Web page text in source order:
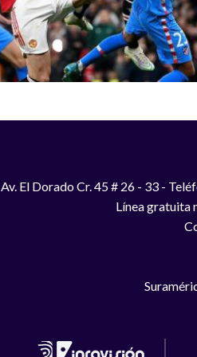
Av. El Dorado Cr. 45 # 26 - 33 -
Línea gratuita